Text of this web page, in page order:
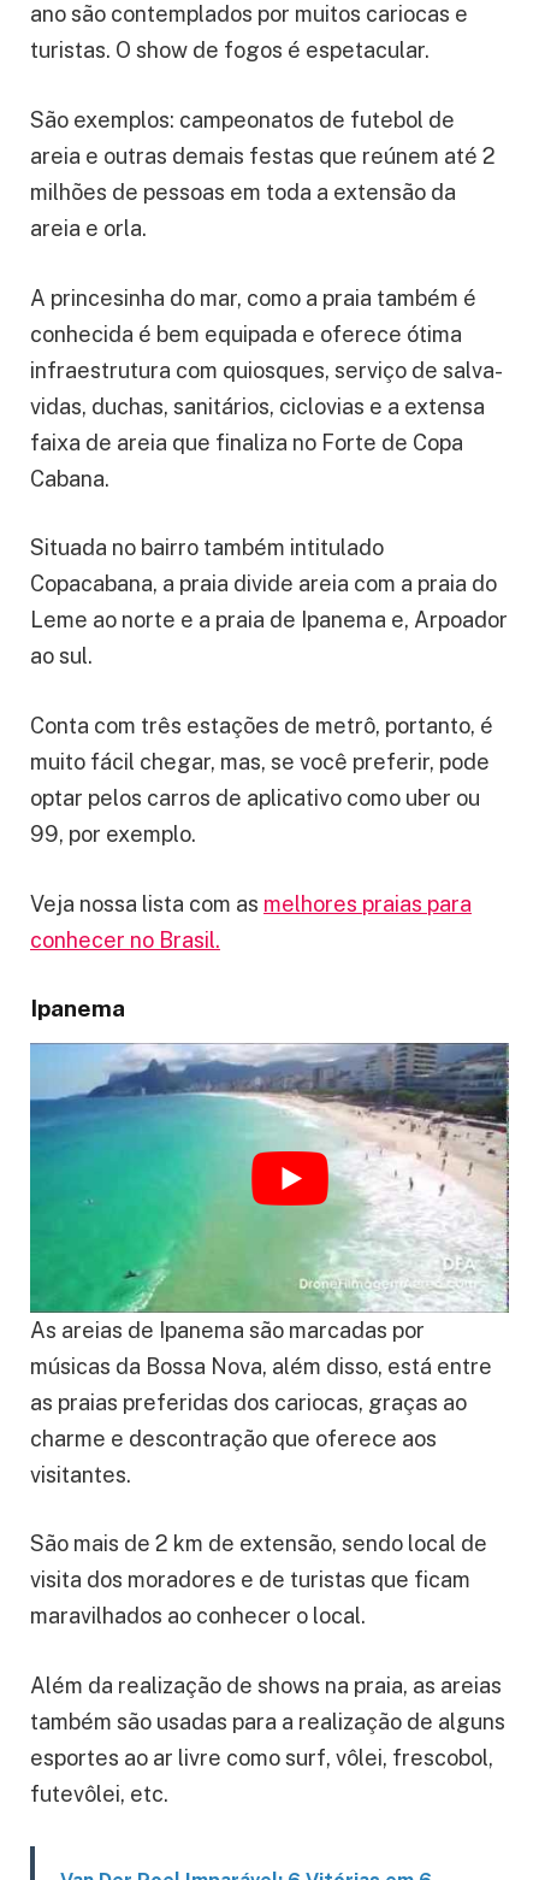
ano são contemplados por muitos cariocas e
turistas. O show de fogos é espetacular.
São exemplos: campeonatos de futebol de
areia e outras demais festas que reúnem até 2
milhões de pessoas em toda a extensão da
areia e orla.
A princesinha do mar, como a praia também é
conhecida é bem equipada e oferece ótima
infraestrutura com quiosques, serviço de salva-
vidas, duchas, sanitários, ciclovias e a extensa
faixa de areia que finaliza no Forte de Copa
Cabana.
Situada no bairro também intitulado
Copacabana, a praia divide areia com a praia do
Leme ao norte e a praia de Ipanema e, Arpoador
ao sul.
Conta com três estações de metrô, portanto, é
muito fácil chegar, mas, se você preferir, pode
optar pelos carros de aplicativo como uber ou
99, por exemplo.
Veja nossa lista com as melhores praias para
conhecer no Brasil.
Ipanema
As areias de Ipanema são marcadas por
músicas da Bossa Nova, além disso, está entre
as praias preferidas dos cariocas, graças ao
charme e descontração que oferece aos
visitantes.
São mais de 2 km de extensão, sendo local de
visita dos moradores e de turistas que ficam
maravilhados ao conhecer o local.
Além da realização de shows na praia, as areias
também são usadas para a realização de alguns
esportes ao ar livre como surf, vôlei, frescobol,
futevôlei, etc.